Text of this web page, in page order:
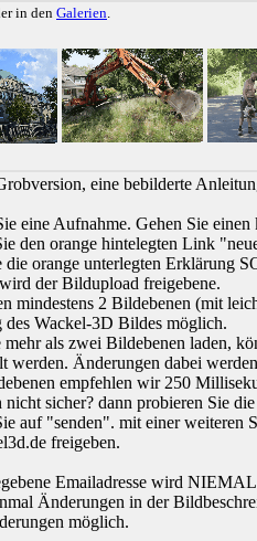
in den Galerien.
eine bebilderte
eine Aufnahme. Gehen Sie
den orange hintelegten Link
die orange unterlegten Erklärung
der Bildupload freigebene.
mindestens 2 Bildebenen (mit
des Wackel-3D Bildes möglich.
mehr als zwei Bildebenen laden,
werden. Änderungen dabei
empfehlen wir 250
nicht sicher? dann probieren Sie
auf "senden". mit einer weiteren
freigeben.
Emailadresse wird
Änderungen in der
möglich.